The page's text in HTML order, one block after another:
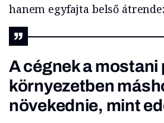
hanem egyfajta belső
A cégnek a mostani
környezetben
növekednie, mint